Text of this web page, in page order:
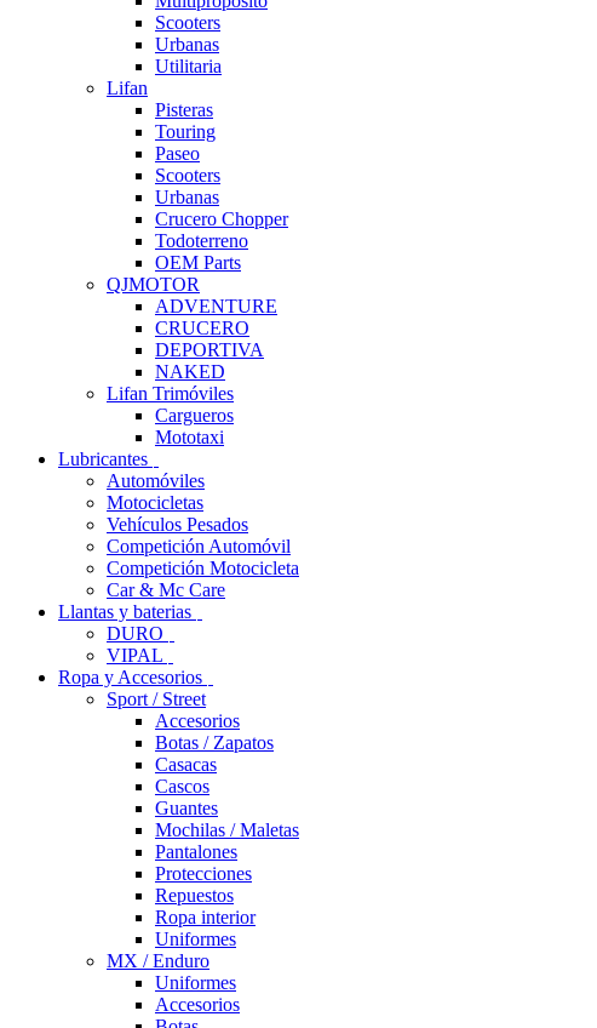
Scooters
Urbanas
Utilitaria
Lifan
Pisteras
Touring
Paseo
Scooters
Urbanas
Crucero Chopper
Todoterreno
OEM Parts
QJMOTOR
ADVENTURE
CRUCERO
DEPORTIVA
NAKED
Lifan Trimóviles
Cargueros
Mototaxi
Lubricantes
Automóviles
Motocicletas
Vehículos Pesados
Competición Automóvil
Competición Motocicleta
Car & Mc Care
Llantas y baterias
DURO
VIPAL
Ropa y Accesorios
Sport / Street
Accesorios
Botas / Zapatos
Casacas
Cascos
Guantes
Mochilas / Maletas
Pantalones
Protecciones
Repuestos
Ropa interior
Uniformes
MX / Enduro
Uniformes
Accesorios